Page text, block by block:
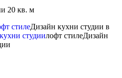
20 кв. м
Дизайн кухни студии в
лофт стилеДизайн